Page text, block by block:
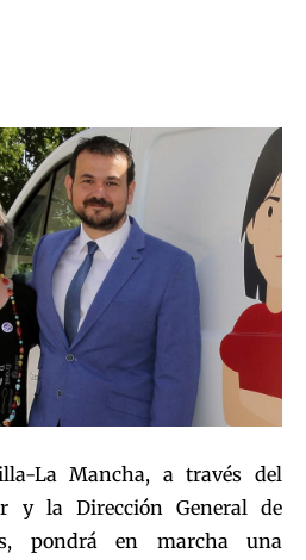
La Mancha, a través del
y la Dirección General de
pondrá en marcha una